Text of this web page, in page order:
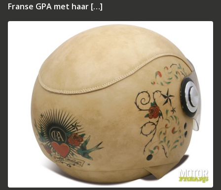
Franse GPA met haar […]